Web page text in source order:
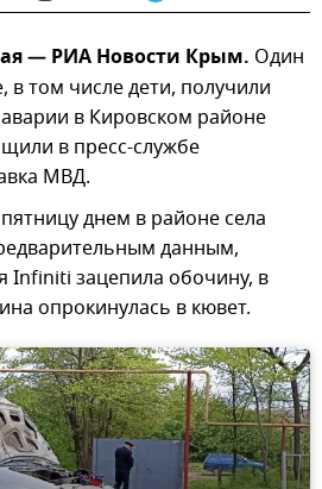
— РИА Новости Крым. Один
в том числе дети, получили
в Кировском районе
в пресс-службе
МВД.
днем в районе села
данным,
Infiniti зацепила обочину, в
опрокинулась в кювет.